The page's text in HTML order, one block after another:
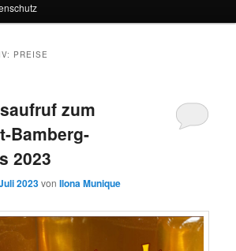
PREISE
zum
Bamberg-
2023
2023vonIlona Munique